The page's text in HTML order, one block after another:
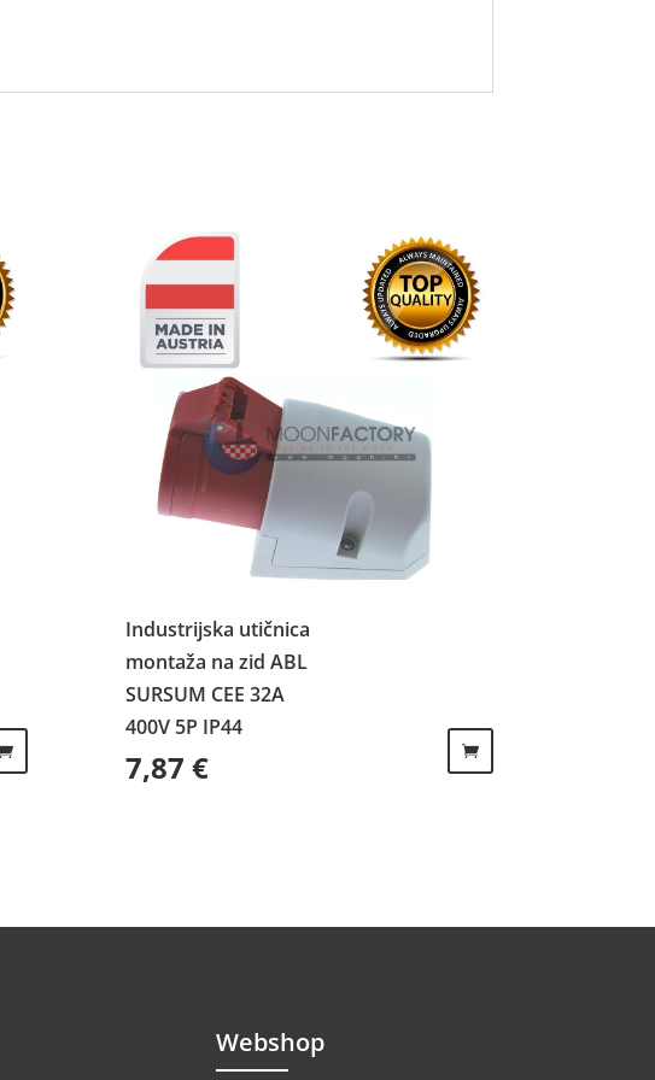
Industrijska utičnica
montaža na zid ABL
SURSUM CEE 32A
400V 5P IP44
7,87 €
Webshop